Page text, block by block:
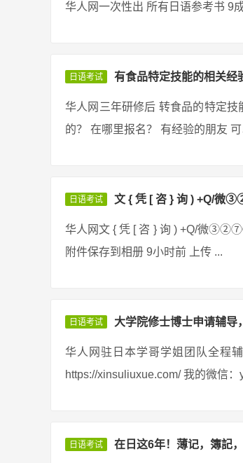
华人网一次性出 所有日语参考书 9
日语考试 有食品特定技能的相关经
华人网三年研修后 转食品的特定
的？ 在哪里报名？ 有经验的朋友
日语考试 文 { 凭 [ 咨 } 询 )
华人网文 { 凭 [ 咨 } 询 ) +Q/微
附件保存到相册 9小时前 上传 ...
日语考试 大学院修士博士申请辅导
华人网驻日本学哥学姐团队全程
https://xinsuliuxue.com/ 我的微信：
日语考试 在日这6年！薄记，簿記